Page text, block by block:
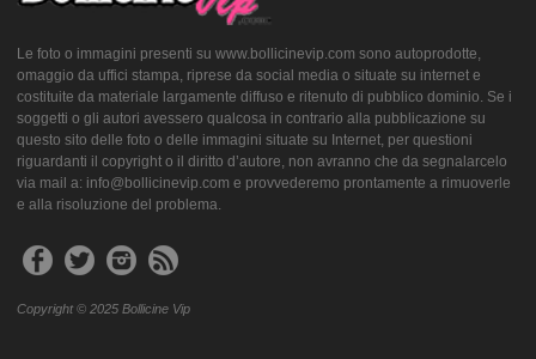
Le foto o immagini presenti su www.bollicinevip.com sono autoprodotte,
omaggio da uffici stampa, riprese da social media o situate su internet e
costituite da materiale largamente diffuso e ritenuto di pubblico dominio. Se i
soggetti o gli autori avessero qualcosa in contrario alla pubblicazione su
questo sito delle foto o delle immagini situate su Internet, per questioni
riguardanti il copyright o il diritto d’autore, non avranno che da segnalarcelo
via mail a: info@bollicinevip.com e provvederemo prontamente a rimuoverle
e alla risoluzione del problema.
Copyright © 2025 Bollicine Vip